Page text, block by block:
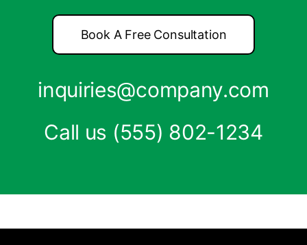
Book A Free Consultation
inquiries@company.com
Call us (555) 802-1234